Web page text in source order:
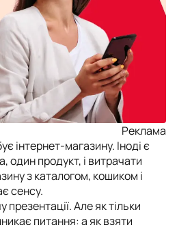
Реклама
інтернет-магазину. Іноді є
один продукт, і витрачати
з каталогом, кошиком і
сенсу.
Але як тільки
питання: а як взяти